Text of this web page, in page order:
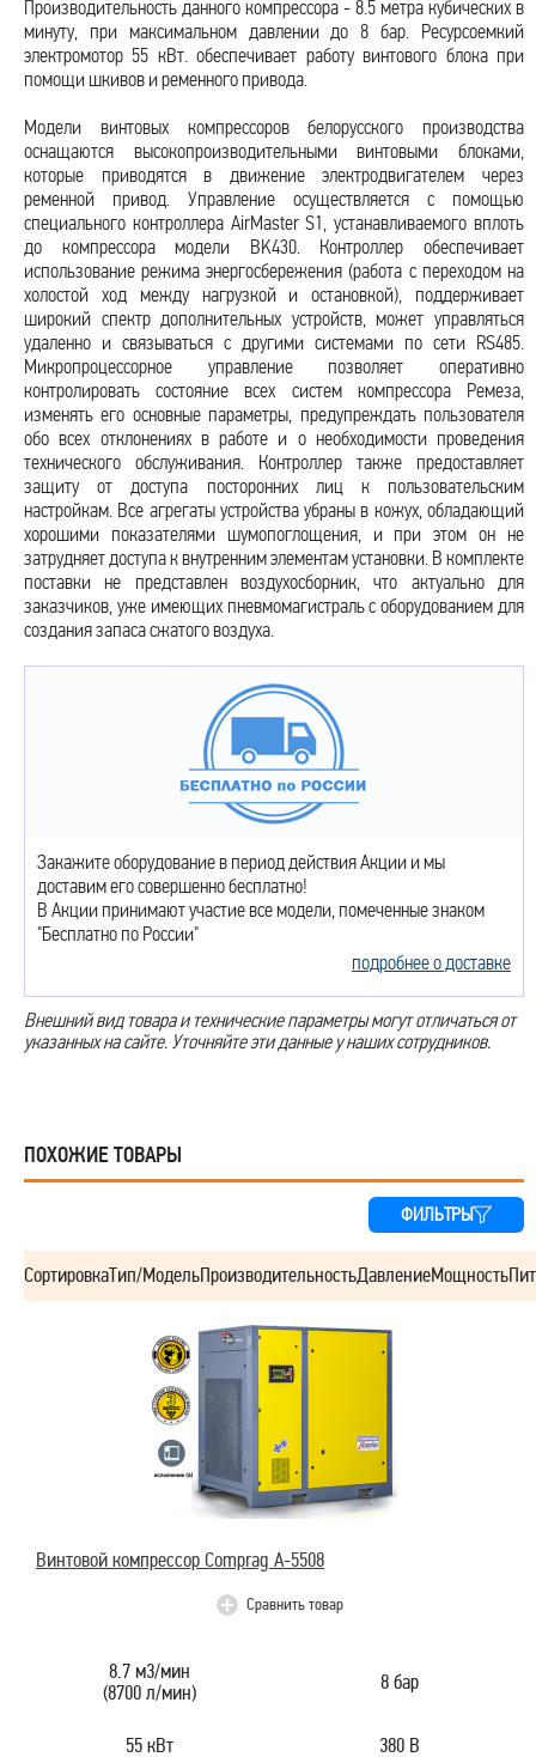
Производительность данного компрессора - 8.5 метра кубических в
минуту, при максимальном давлении до 8 бар. Ресурсоемкий
электромотор 55 кВт. обеспечивает работу винтового блока при
помощи шкивов и ременного привода.
Модели винтовых компрессоров белорусского производства
оснащаются высокопроизводительными винтовыми блоками,
которые приводятся в движение электродвигателем через
ременной привод. Управление осуществляется с помощью
специального контроллера AirMaster S1, устанавливаемого вплоть
до компрессора модели BK430. Контроллер обеспечивает
использование режима энергосбережения (работа с переходом на
холостой ход между нагрузкой и остановкой), поддерживает
широкий спектр дополнительных устройств, может управляться
удаленно и связываться с другими системами по сети RS485.
Микропроцессорное управление позволяет оперативно
контролировать состояние всех систем компрессора Ремеза,
изменять его основные параметры, предупреждать пользователя
обо всех отклонениях в работе и о необходимости проведения
технического обслуживания. Контроллер также предоставляет
защиту от доступа посторонних лиц к пользовательским
настройкам. Все агрегаты устройства убраны в кожух, обладающий
хорошими показателями шумопоглощения, и при этом он не
затрудняет доступа к внутренним элементам установки. В комплекте
поставки не представлен воздухосборник, что актуально для
заказчиков, уже имеющих пневмомагистраль с оборудованием для
создания запаса сжатого воздуха.
Закажите оборудование в период действия Акции и мы
доставим его совершенно бесплатно!
В Акции принимают участие все модели, помеченные знаком
"Бесплатно по России"
подробнее о доставке
Внешний вид товара и технические параметры могут отличаться от
указанных на сайте. Уточняйте эти данные у наших сотрудников.
ПОХОЖИЕ ТОВАРЫ
ФИЛЬТРЫ
СортировкаТип/МодельПроизводительностьДавлениеМощность
Винтовой компрессор Comprag A-5508
Сравнить товар
8.7 м3/мин
(8700 л/мин)
8 бар
55 кВт 380 В